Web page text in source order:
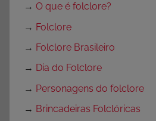
→ O que é folclore?
→ Folclore
→ Folclore Brasileiro
→ Dia do Folclore
→ Personagens do folclore
→ Brincadeiras Folclóricas